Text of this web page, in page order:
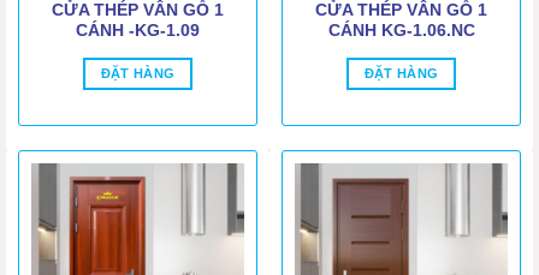
CỬA THÉP VÂN GỖ 1
CÁNH -KG-1.09
ĐẶT HÀNG
CỬA THÉP VÂN GỖ 1
CÁNH KG-1.06.NC
ĐẶT HÀNG